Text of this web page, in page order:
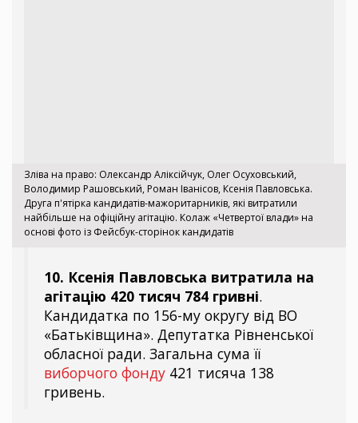
Зліва на право: Олександр Аліксійчук, Олег Осуховський,
Володимир Рашовський, Роман Іванісов, Ксенія Павловська.
Друга п'ятірка кандидатів-мажоритарників, які витратили
найбільше на офіційну агітацію. Колаж «Четвертої влади» на
основі фото із Фейсбук-сторінок кандидатів
10. Ксенія Павловська витратила на
агітацію 420 тисяч 784 гривні.
Кандидатка по 156-му округу від ВО
«Батьківщина». Депутатка Рівненської
обласної ради. Загальна сума її
виборчого фонду 421 тисяча 138
гривень.